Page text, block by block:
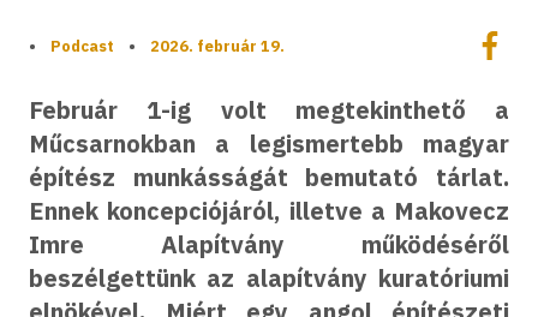
• Podcast • 2026. február 19.
Február 1-ig volt megtekinthető a
Műcsarnokban a legismertebb magyar
építész munkásságát bemutató tárlat.
Ennek koncepciójáról, illetve a Makovecz
Imre Alapítvány működéséről
beszélgettünk az alapítvány kuratóriumi